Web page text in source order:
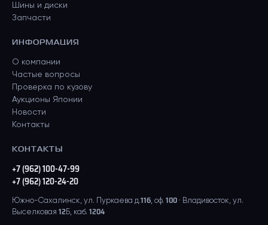
Шины и диски
Запчасти
ИНФОРМАЦИЯ
О компании
Частые вопросы
Проверка по кузову
Аукционы Японии
Новости
Контакты
КОНТАКТЫ
+7 (962) 100-47-99
+7 (962) 120-24-20
Южно-Сахалинск, ул. Пуркаева д.116, оф. 100 · Владивосток, ул.
Выселковая 12Б, каб. 1204